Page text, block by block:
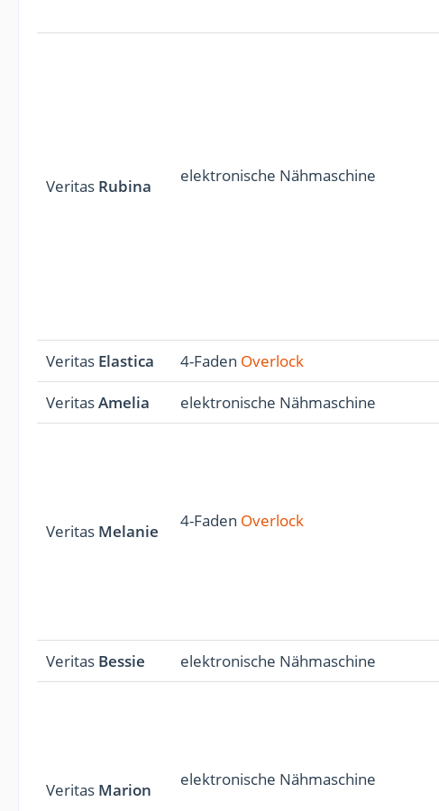
Veritas Rubina
elektronische Nähmaschine
Veritas Elastica 4-Faden Overlock
VeritasAmelia elektronische Nähmaschine
Veritas Melanie
4-Faden Overlock
Veritas Bessie elektronische Nähmaschine
Veritas Marion
elektronische Nähmaschine